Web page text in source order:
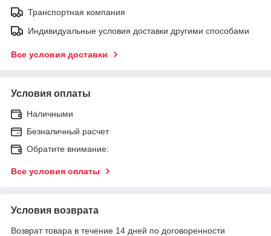
Транспортная компания
Индивидуальные условия доставки другими способами
Все условия доставки
Условия оплаты
Наличными
Безналичный расчет
Обратите внимание:
Все условия оплаты
Условия возврата
Возврат товара в течение 14 дней по договоренности